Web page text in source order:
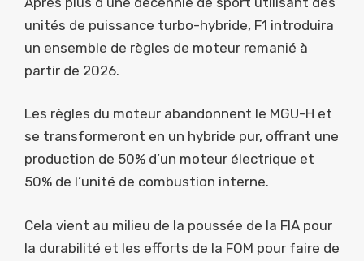
unités de puissance turbo-hybride, F1 introduira
un ensemble de règles de moteur remanié à
partir de 2026.
Les règles du moteur abandonnent le MGU-H et
se transformeront en un hybride pur, offrant une
production de 50% d’un moteur électrique et
50% de l’unité de combustion interne.
Cela vient au milieu de la poussée de la FIA pour
la durabilité et les efforts de la FOM pour faire de